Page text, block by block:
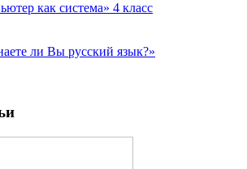
как система» 4 класс
ли Вы русский язык?»